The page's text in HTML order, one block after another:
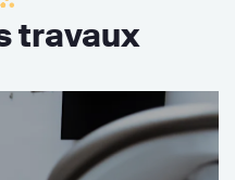
travaux